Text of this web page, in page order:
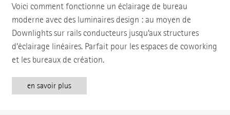
Voici comment fonctionne un éclairage de bureau
moderne avec des luminaires design : au moyen de
Downlights sur rails conducteurs jusqu’aux structures
d’éclairage linéaires. Parfait pour les espaces de coworking
et les bureaux de création.
en savoir plus